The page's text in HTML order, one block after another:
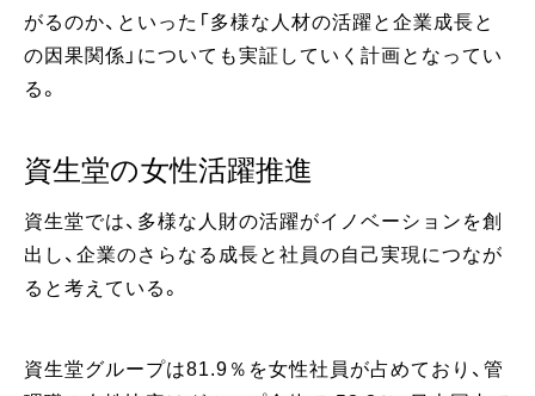
がるのか、といった「多様な人材の活躍と企業成長と
の因果関係」についても実証していく計画となってい
る。
資生堂の女性活躍推進
資生堂では、多様な人財の活躍がイノベーションを創
出し、企業のさらなる成長と社員の自己実現につなが
ると考えている。
資生堂グループは81.9％を女性社員が占めており、管